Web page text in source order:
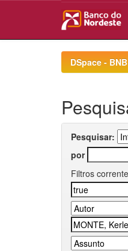
DSpace -
Pesquisar:
por
Filtros